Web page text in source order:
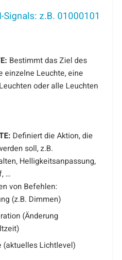
z.B. 01000101
Bestimmt das Ziel des
einzelne Leuchte, eine
oder alle Leuchten
Definiert die Aktion, die
soll, z.B.
Helligkeitsanpassung,
…
von Befehlen:
(z.B. Dimmen)
(Änderung
(aktuelles Lichtlevel)